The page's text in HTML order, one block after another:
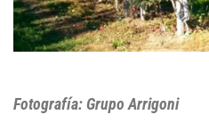
Fotografía: Grupo Arrigoni